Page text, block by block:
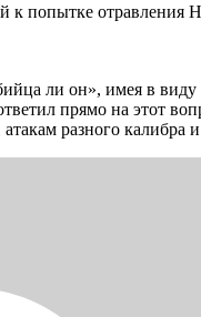
к попытке
ли он», имея в
прямо на этот
разного калибра